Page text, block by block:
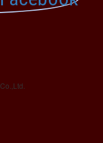
Co.,Ltd.